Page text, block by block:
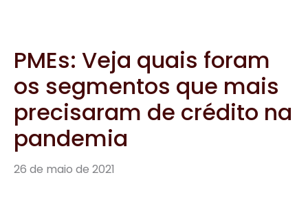
PMEs: Veja quais foram
os segmentos que mais
precisaram de crédito na
pandemia
26 de maio de 2021